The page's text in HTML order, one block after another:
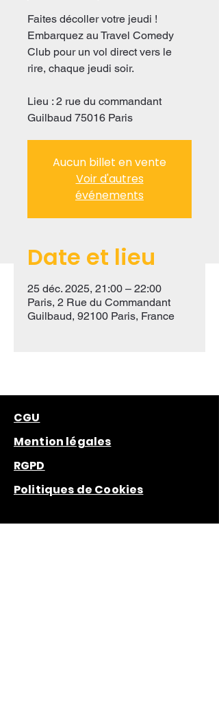
Faites décoller votre jeudi !
Embarquez au Travel Comedy
Club pour un vol direct vers le
rire, chaque jeudi soir.
Lieu : 2 rue du commandant
Guilbaud 75016 Paris
Aucun billet en vente
Voir d'autres
événements
Date et lieu
25 déc. 2025, 21:00 – 22:00
Paris, 2 Rue du Commandant
Guilbaud, 92100 Paris, France
CGU
Mention légales
RGPD
Politiques de Cookies